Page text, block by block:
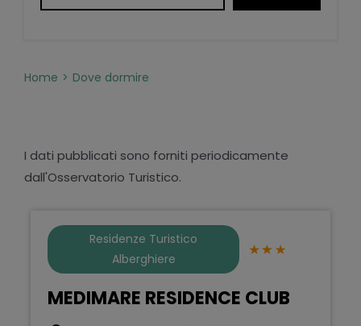
Home Dove dormire
I dati pubblicati sono forniti periodicamente
dall'Osservatorio Turistico.
Residenze Turistico
Alberghiere
MEDIMARE RESIDENCE CLUB